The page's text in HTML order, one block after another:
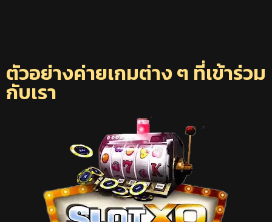
ตัวอย่างค่ายเกมต่าง ๆ ที่เข้าร่วม
กับเรา